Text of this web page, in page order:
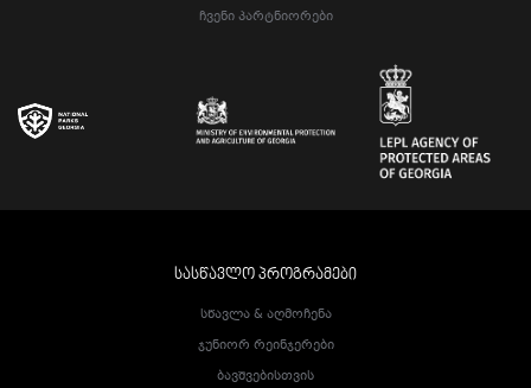
Ჩვენი Პარტნიორები
ᲡᲐᲡᲬᲐᲕᲚᲝ ᲞᲠᲝᲒᲠᲐᲛᲔᲑᲘ
Სწავლა & Აღმოჩენა
Ჯუნიორ Რეინჯერები
Ბავშვებისთვის